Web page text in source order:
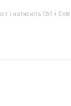
і натисніть Ctrl +